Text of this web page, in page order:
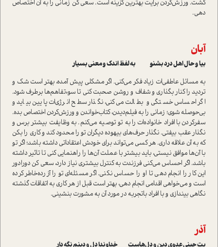
گشت. ورزش‌کردن برایت بهترین گزینه است. سعی کن زمانی را به آن اختصاص
دهی.
آبان
بیا و حال اهل درد بشنو به لفظ اندک و معنی بسیار
به مسائل عاطفی‌ات زیاد فکر می‌کنی. اگر مشکلی پیش آمده، بهتر است شک و
تردید را کنار بگذاری و شفاف و روشن صحبت کنی تا سوءتفاهم‌ها برطرف شود.
اگر احساس خستگی و بطالت می‌کنی، نگذار سطح انرژی‌ات پایین بیاید و
بی‌حوصله شوی؛ زمانی را به فیلم‌دیدن، کتاب‌خواندن و ورزش‌کردن اختصاص بده.
سفرکردن با افراد خانواده‌ات را به تو توصیه می‌کنم. به وظایفت بیشتر برس و
نگذار عقب بیفتی. نگذار حرف‌های بیهوده دیگران تو را محدود کند و کاری را بکن
که به آن علاقه داری. هر کسی می‌تواند برای خودش اعتقاداتی داشته باشد؛ اگر تو
با آن‌ها موافق نیستی، باید بیشتر با عملت آن‌ها را راهنمایی کنی تا تاثیر داشته
باشد. اگر احساس می‌کنی فرزندت به کنترل بیشتری نیاز دارد، سعی کن دورادور
این کار را انجام دهی تا او را حساس نکنی. اگر مسئله‌ای تو را آزرده‌خاطر کرده
است و می‌خواهی اقدامی انجام دهی، بهتر است قبل از هر کاری به اتفاقات گذشته
نگاهی بیندازی و با افراد باتجربه در مورد آن به مشورت بنشینی.
آذر
بت چینی عدوی دین و دل‌هاست خداوندا دل و دینم نگه دار